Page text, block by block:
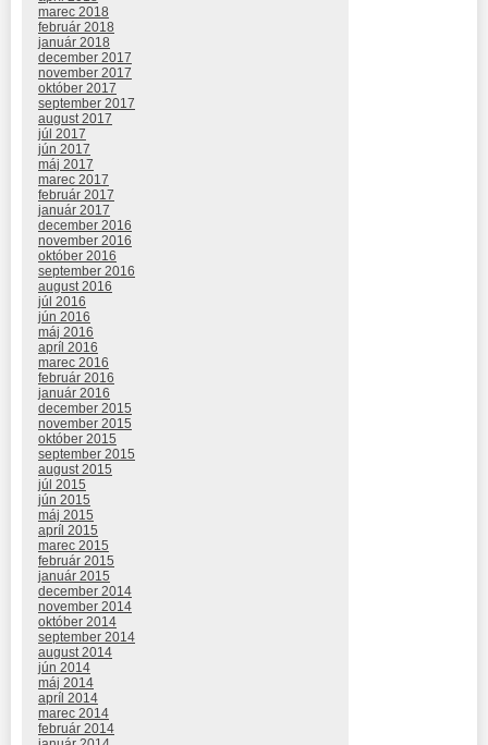
marec 2018
február 2018
január 2018
december 2017
november 2017
október 2017
september 2017
august 2017
júl 2017
jún 2017
máj 2017
marec 2017
február 2017
január 2017
december 2016
november 2016
október 2016
september 2016
august 2016
júl 2016
jún 2016
máj 2016
apríl 2016
marec 2016
február 2016
január 2016
december 2015
november 2015
október 2015
september 2015
august 2015
júl 2015
jún 2015
máj 2015
apríl 2015
marec 2015
február 2015
január 2015
december 2014
november 2014
október 2014
september 2014
august 2014
jún 2014
máj 2014
apríl 2014
marec 2014
február 2014